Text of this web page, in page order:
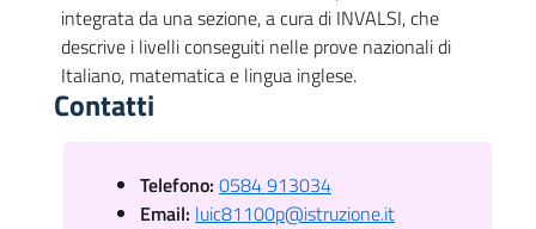
integrata da una sezione, a cura di INVALSI, che
descrive i livelli conseguiti nelle prove nazionali di
Italiano, matematica e lingua inglese.
Contatti
Telefono: 0584 913034
Email: luic81100p@istruzione.it